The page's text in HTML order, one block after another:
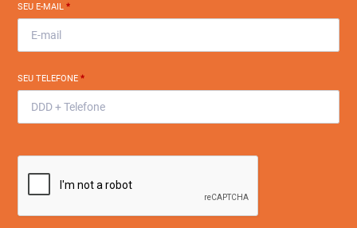
SEU E-MAIL*
SEU TELEFONE*